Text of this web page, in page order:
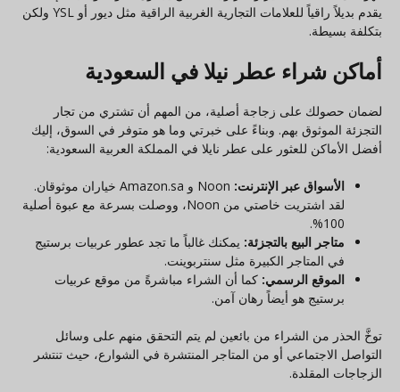
يقدم بديلاً راقياً للعلامات التجارية الغربية الراقية مثل ديور أو YSL ولكن
بتكلفة بسيطة.
أماكن شراء عطر نيلا في السعودية
لضمان حصولك على زجاجة أصلية، من المهم أن تشتري من تجار
التجزئة الموثوق بهم. وبناءً على خبرتي وما هو متوفر في السوق، إليك
أفضل الأماكن للعثور على عطر نايلا في المملكة العربية السعودية:
الأسواق عبر الإنترنت:
Noon و Amazon.sa خياران موثوقان.
لقد اشتريت خاصتي من Noon، ووصلت بسرعة مع عبوة أصلية
100%.
متاجر البيع بالتجزئة: يمكنك غالباً ما تجد عطور عربيات برستيج
في المتاجر الكبيرة مثل سنتربوينت.
الموقع الرسمي: كما أن الشراء مباشرةً من موقع عربيات
برستيج هو أيضاً رهان آمن.
توخَّ الحذر من الشراء من بائعين لم يتم التحقق منهم على وسائل
التواصل الاجتماعي أو من المتاجر المنتشرة في الشوارع، حيث تنتشر
الزجاجات المقلدة.